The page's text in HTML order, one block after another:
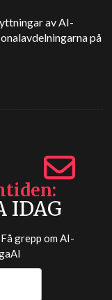
av AI-
på
IDAG
grepp om AI-